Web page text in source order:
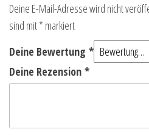
Deine E-Mail-Adresse wird nicht
sind mit* markiert
Deine Bewertung *
Deine Rezension *